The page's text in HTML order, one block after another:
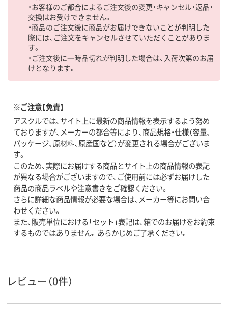
・お客様のご都合によるご注文後の変更・キャンセル・返品・
交換はお受けできません。
・商品のご注文後に商品がお届けできないことが判明した
際には、ご注文をキャンセルさせていただくことがありま
す。
・ご注文後に一時品切れが判明した場合は、入荷次第のお届
けとなります。
※ご注意【免責】
アスクルでは、サイト上に最新の商品情報を表示するよう努め
ておりますが、メーカーの都合等により、商品規格・仕様（容量、
パッケージ、原材料、原産国など）が変更される場合がございま
す。
このため、実際にお届けする商品とサイト上の商品情報の表記
が異なる場合がございますので、ご使用前には必ずお届けした
商品の商品ラベルや注意書きをご確認ください。
さらに詳細な商品情報が必要な場合は、メーカー等にお問い合
わせください。
また、販売単位における「セット」表記は、箱でのお届けをお約束
するものではありません。あらかじめご了承ください。
レビュー（0件）